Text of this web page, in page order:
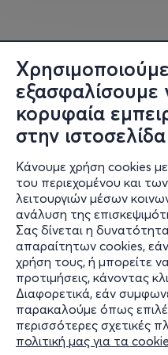
εξασφαλίσουμε
κορυφαία
στην
Κάνουμε χρήση cookies
του περιεχομένου και
λειτουργιών μέσων
ανάλυση της
Σας δίνεται η
απαραίτητων cookies,
χρήση τους, ή μπορείτε
προτιμήσεις, κάνοντας
Διαφορετικά, εάν
παρακαλούμε όπως
περισσότερες σχετικές
πολιτική μας για τα
Δυστυχώς, στις 18
επόμενο σκέλος της
μπασίσταςSam Rivers-
γκρουπ - έφυγε από τη
τεράστιο κενό αλλά και
κληρονομιά.
Με σεβασμό στη μνήμη
Wes BorlandκαιDJ Lethal
το ταξίδι τους με την
τους καθιέρωσε. Έτσι κι
αποτύπωμα ζει σε κάθε
Στις 15 Ιουνίου, θα
ανεβαίνει στη σκηνή της
που σημάδεψε μια
μια εκρηκτική εμφάνιση,
Πληροφορίες
Υποστήριξη
Stay Connected